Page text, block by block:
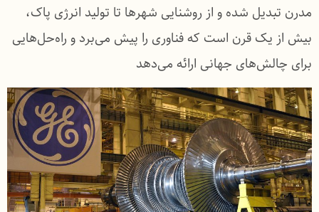
مدرن تبدیل شده و از روشنایی شهرها تا تولید انرژی پاک،
بیش از یک قرن است که فناوری را پیش می‌برد و راه‌حل‌هایی
برای چالش‌های جهانی ارائه می‌دهد